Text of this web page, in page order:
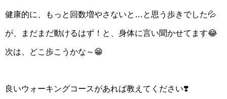
健康的に、もっと回数増やさないと…と思う歩きでした💦
が、まだまだ動けるはず！と、身体に言い聞かせてます😂
次は、どこ歩こうかな～😁
良いウォーキングコースがあれば教えてください❣️